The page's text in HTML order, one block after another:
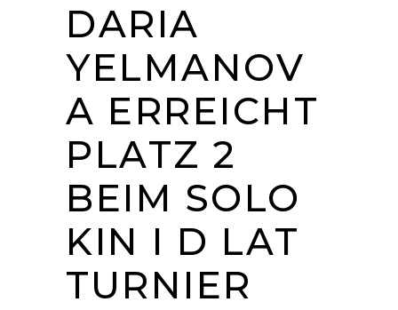
DARIA
YELMANOV
A ERREICHT
PLATZ 2
BEIM SOLO
KIN I D LAT
TURNIER